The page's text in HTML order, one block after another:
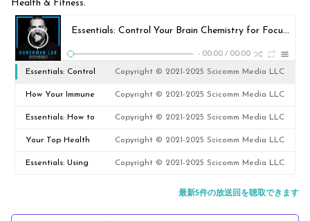
Health & Fitness.
Essentials: Control Your Brain Chemistry for Focus, Motivation & Well-Being
- 00:00 / 00:00
Essentials: Control
Your Brain Chemistry
for Focus, Motivation
& Well-Being
Copyright © 2021-2025 Scicomm Media LLC
How Your Immune
System Works & How
to Improve It | Dr. Max
Krummel
Copyright © 2021-2025 Scicomm Media LLC
Essentials: How to
Become Resilient,
Forge Your Identity &
Copyright © 2021-2025 Scicomm Media LLC
Your Top Health
Questions Answered
Copyright © 2021-2025 Scicomm Media LLC
Essentials: Using Copyright © 2021-2025 Scicomm Media LLC
最新5件の放送回を聴取できます